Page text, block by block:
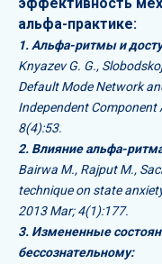
альфа-практике:
1. Альфа-ритмы и
Knyazev G. G.,
Default Mode Network
Independent Component
8(4):53.
2. Влияние альфа-
Bairwa M., Rajput M.,
technique on state
2013 Mar; 4(1):177.
3. Измененные
бессознательному: